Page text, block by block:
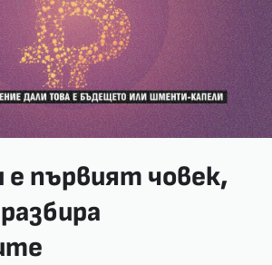
е първият човек,